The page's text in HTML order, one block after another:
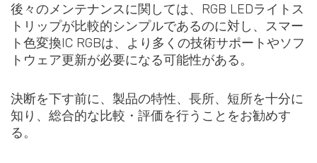
後々のメンテナンスに関しては、RGB LEDライトス
トリップが比較的シンプルであるのに対し、スマー
ト色変換IC RGBは、より多くの技術サポートやソフ
トウェア更新が必要になる可能性がある。
決断を下す前に、製品の特性、長所、短所を十分に
知り、総合的な比較・評価を行うことをお勧めす
る。